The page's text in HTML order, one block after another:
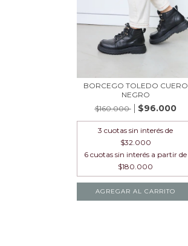
BORCEGO TOLEDO CUERO
NEGRO
$160.000
$96.000
3 cuotas sin interés de
$32.000
AGREGAR AL CARRITO